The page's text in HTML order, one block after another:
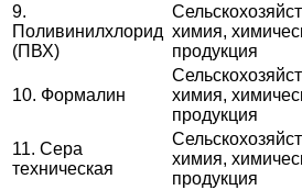
9.
Поливинилхлорид
(ПВХ)
химия,
продукция
10. Формалин
химия,
продукция
11. Сера
техническая
химия,
продукция